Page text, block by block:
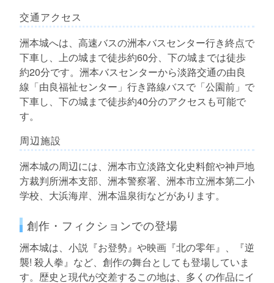
交通アクセス
洲本城へは、高速バスの洲本バスセンター行き終点で
下車し、上の城まで徒歩約60分、下の城までは徒歩
約20分です。洲本バスセンターから淡路交通の由良
線「由良福祉センター」行き路線バスで「公園前」で
下車し、下の城まで徒歩約40分のアクセスも可能で
す。
周辺施設
洲本城の周辺には、洲本市立淡路文化史料館や神戸地
方裁判所洲本支部、洲本警察署、洲本市立洲本第二小
学校、大浜海岸、洲本温泉街などがあります。
創作・フィクションでの登場
洲本城は、小説『お登勢』や映画『北の零年』、『逆
襲! 殺人拳』など、創作の舞台としても登場していま
す。歴史と現代が交差するこの地は、多くの作品にイ